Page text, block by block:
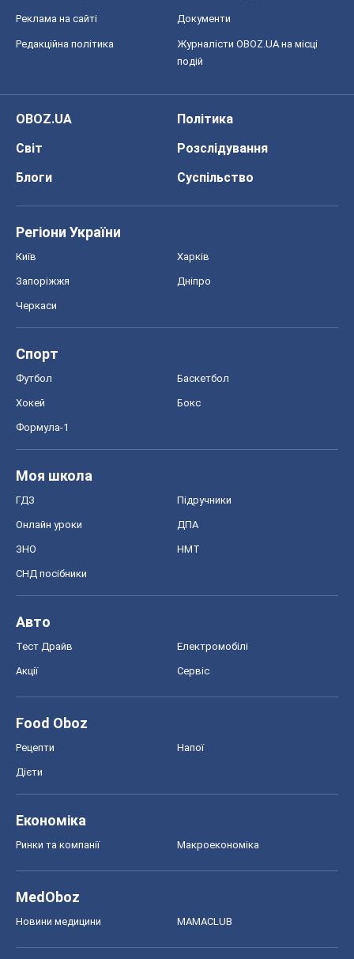
Реклама на сайті Документи
Редакційна політика
Журналісти OBOZ.UA на місці
подій
OBOZ.UA
Політика
Світ
Розслідування
Блоги
Суспільство
Регіони України
Київ Харків
Запоріжжя Дніпро
Черкаси
Спорт
Футбол Баскетбол
Хокей Бокс
Формула-1
Моя школа
ГДЗ Підручники
Онлайн уроки ДПА
ЗНО НМТ
СНД посібники
Авто
Тест Драйв Електромобілі
Акції Сервіс
Food Oboz
Рецепти Напої
Дієти
Економіка
Ринки та компанії Макроекономіка
MedOboz
Новини медицини MAMACLUB